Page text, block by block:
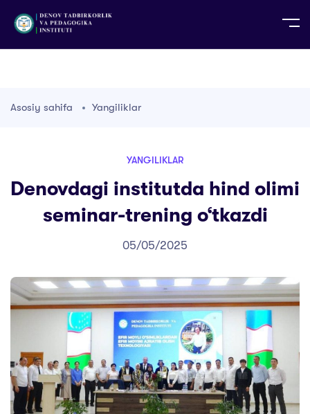
TG TR
Asosiy sahifa Yangiliklar
YANGILIKLAR
Denovdagi institutda hind olimi
seminar-trening o‘tkazdi
05/05/2025